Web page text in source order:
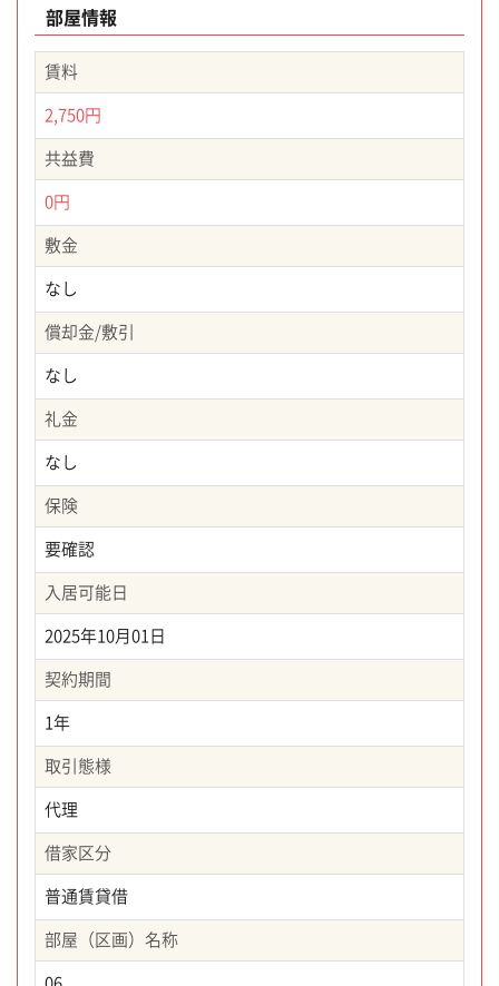
部屋情報
賃料
2,750円
共益費
0円
敷金
なし
償却金/敷引
なし
礼金
なし
保険
要確認
入居可能日
2025年10月01日
契約期間
1年
取引態様
代理
借家区分
普通賃貸借
部屋（区画）名称